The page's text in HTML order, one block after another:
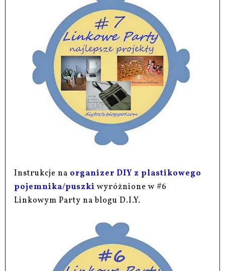
Instrukcje na organizer DIY z plastikowego
pojemnika/puszki wyróżnione w #6
Linkowym Party na blogu D.I.Y.